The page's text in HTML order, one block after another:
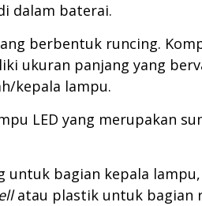
dalam baterai.
berbentuk runcing.
ukuran panjang yang
kepala lampu.
LED yang merupakan
untuk bagian kepala
atau plastik untuk bagian